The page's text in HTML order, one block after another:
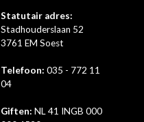
Statutair adres:
Stadhouderslaan 52
3761 EM Soest
Telefoon: 035 - 772 11
04
Giften: NL 41 INGB 000